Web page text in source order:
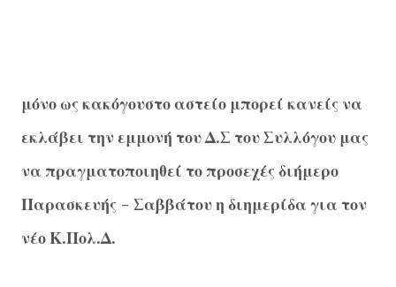
μόνο ως κακόγουστο αστείο μπορεί κανείς να
εκλάβει την εμμονή του Δ.Σ του Συλλόγου μας
να πραγματοποιηθεί το προσεχές διήμερο
Παρασκευής - Σαββάτου η διημερίδα για τον
νέο Κ.Πολ.Δ.